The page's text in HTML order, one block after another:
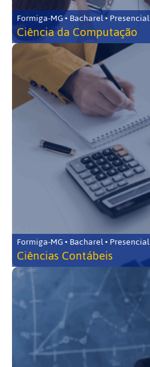
Formiga-MG • Bacharel • Presencial
Ciência da Computação
Formiga-MG • Bacharel • Presencial
Ciências Contábeis